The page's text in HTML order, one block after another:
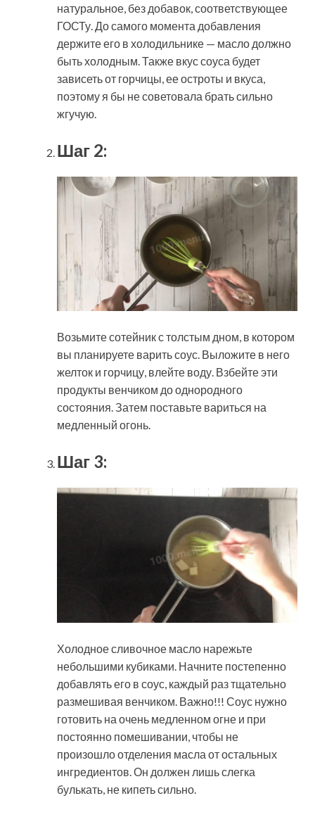
натуральное, без добавок, соответствующее
ГОСТу. До самого момента добавления
держите его в холодильнике — масло должно
быть холодным. Также вкус соуса будет
зависеть от горчицы, ее остроты и вкуса,
поэтому я бы не советовала брать сильно
жгучую.
Шаг 2:
Возьмите сотейник с толстым дном, в котором
вы планируете варить соус. Выложите в него
желток и горчицу, влейте воду. Взбейте эти
продукты венчиком до однородного
состояния. Затем поставьте вариться на
медленный огонь.
Шаг 3:
Холодное сливочное масло нарежьте
небольшими кубиками. Начните постепенно
добавлять его в соус, каждый раз тщательно
размешивая венчиком. Важно!!! Соус нужно
готовить на очень медленном огне и при
постоянно помешивании, чтобы не
произошло отделения масла от остальных
ингредиентов. Он должен лишь слегка
булькать, не кипеть сильно.